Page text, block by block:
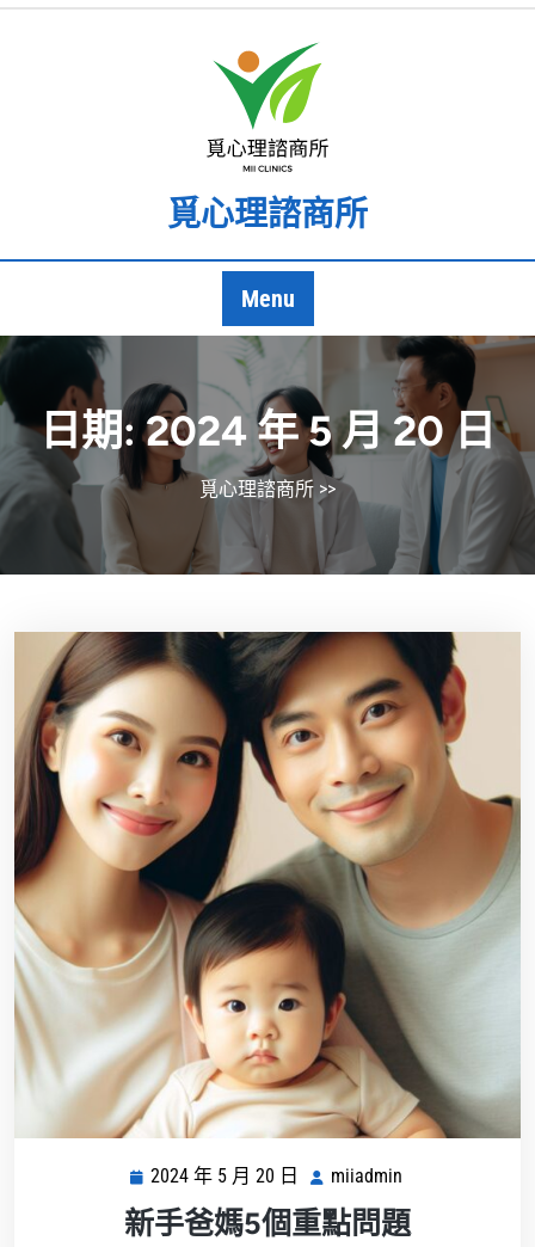
Skip
覓心理諮商所
Menu
日期:2024 年 5 月 20 日
覓心理諮商所 >>
2024 年 5 月 20 日
2024
年
5
miiadmin
新手爸媽5個重點問題